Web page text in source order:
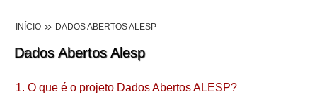
Lei de Acesso à Informação
Dados Governamentais Abertos
INÍCIO DADOS ABERTOS ALESP
Dados Abertos Alesp
1. O que é o projeto Dados Abertos ALESP?